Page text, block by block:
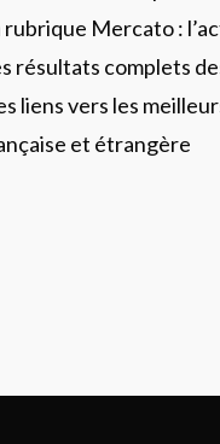
rubrique Mercato :
résultats complets
liens vers les
et étrangère